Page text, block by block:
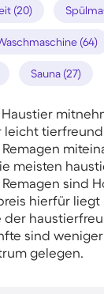
(20)
(64)
Sauna (27)
leicht
meisten
sind
hierfür liegt
der
sind
gelegen.